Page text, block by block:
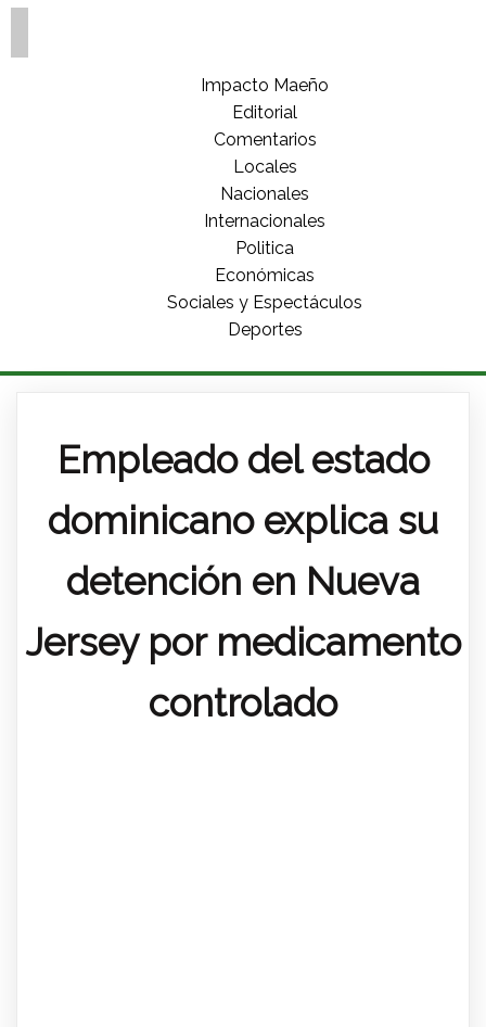
Impacto Maeño
Editorial
Comentarios
Locales
Nacionales
Internacionales
Politica
Económicas
Sociales y Espectáculos
Deportes
Empleado del estado
dominicano explica su
detención en Nueva
Jersey por medicamento
controlado